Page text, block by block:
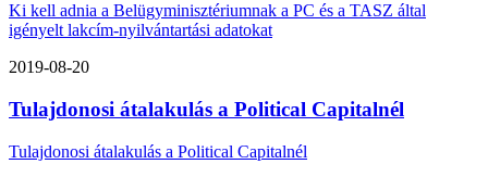
Ki kell adnia a Belügyminisztériumnak a PC és a TASZ által
igényelt lakcím-nyilvántartási adatokat
2019-08-20
Tulajdonosi átalakulás a Political Capitalnél
Tulajdonosi átalakulás a Political Capitalnél